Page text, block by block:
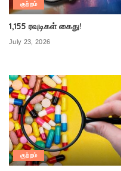
குற்றம்
1,155 ரவுடிகள் கைது!
July 23, 2026
குற்றம்